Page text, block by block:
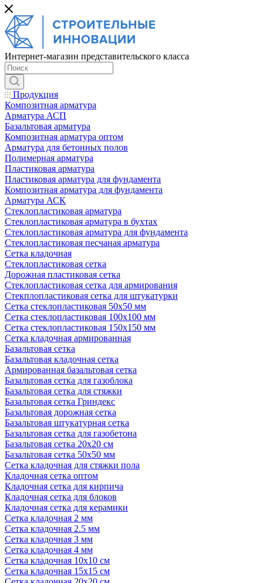
Интернет-магазин представительского класса
Продукция
Композитная арматура
Арматура АСП
Базальтовая арматура
Композитная арматура оптом
Арматура для бетонных полов
Полимерная арматура
Пластиковая арматура
Пластиковая арматура для фундамента
Композитная арматура для фундамента
Арматура АСК
Cтеклопластиковая арматура
Стеклопластиковая арматура в бухтах
Стеклопластиковая арматура для фундамента
Стеклопластиковая песчаная арматура
Сетка кладочная
Стеклопластиковая сетка
Дорожная пластиковая сетка
Стеклопластиковая сетка для армирования
Стекплопластиковая сетка для штукатурки
Сетка стеклопластиковая 50x50 мм
Сетка стеклопластиковая 100x100 мм
Сетка стеклопластиковая 150x150 мм
Сетка кладочная армированная
Базальтовая сетка
Базальтовая кладочная сетка
Армированная базальтовая сетка
Базальтовая сетка для газоблока
Базальтовая сетка для стяжки
Базальтовая сетка Гриндекс
Базальтовая дорожная сетка
Базальтовая штукатурная сетка
Базальтовая сетка для газобетона
Базальтовая сетка 20x20 см
Базальтовая сетка 50x50 мм
Сетка кладочная для стяжки пола
Кладочная сетка оптом
Кладочная сетка для кирпича
Кладочная сетка для блоков
Кладочная сетка для керамики
Сетка кладочная 2 мм
Сетка кладочная 2.5 мм
Сетка кладочная 3 мм
Сетка кладочная 4 мм
Сетка кладочная 10x10 см
Сетка кладочная 15x15 см